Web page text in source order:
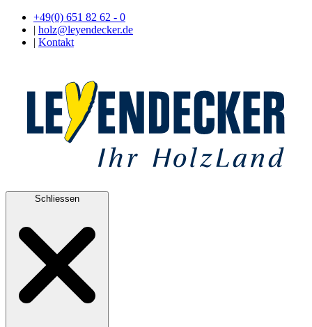
+49(0) 651 82 62 - 0
| holz@leyendecker.de
| Kontakt
Schliessen